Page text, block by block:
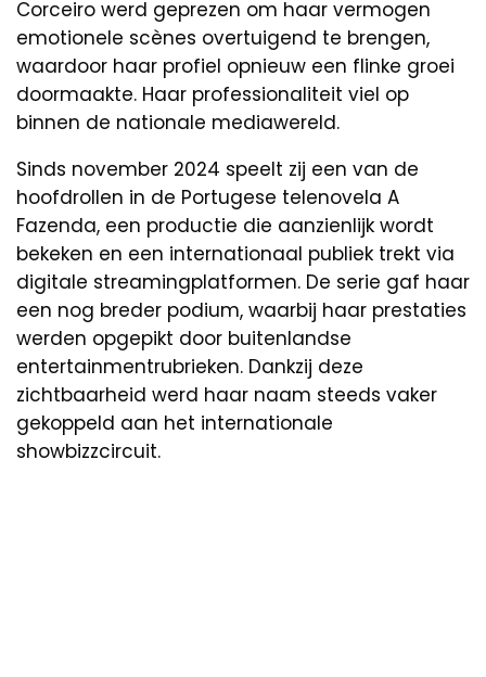
Corceiro werd geprezen om haar vermogen
emotionele scènes overtuigend te brengen,
waardoor haar profiel opnieuw een flinke groei
doormaakte. Haar professionaliteit viel op
binnen de nationale mediawereld.
Sinds november 2024 speelt zij een van de
hoofdrollen in de Portugese telenovela A
Fazenda, een productie die aanzienlijk wordt
bekeken en een internationaal publiek trekt via
digitale streamingplatformen. De serie gaf haar
een nog breder podium, waarbij haar prestaties
werden opgepikt door buitenlandse
entertainmentrubrieken. Dankzij deze
zichtbaarheid werd haar naam steeds vaker
gekoppeld aan het internationale
showbizzcircuit.